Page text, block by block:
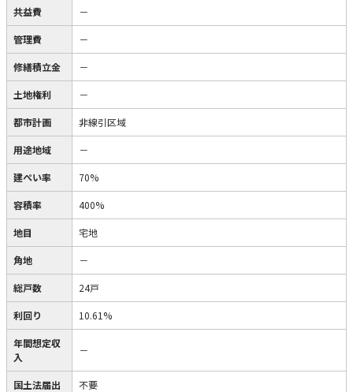
共益費 －
管理費 －
修繕積立金 －
土地権利 －
都市計画 非線引区域
用途地域 －
建ぺい率 70%
容積率 400%
地目 宅地
角地 －
総戸数 24戸
利回り 10.61%
年間想定収
入
－
国土法届出 不要